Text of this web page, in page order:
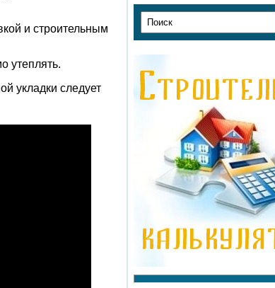
и строительным
утеплять.
укладки следует